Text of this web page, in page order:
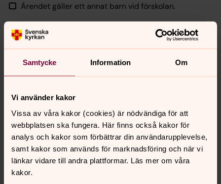
Samtycke Information Om
Vi använder kakor
Vissa av våra kakor (cookies) är nödvändiga för att
webbplatsen ska fungera. Här finns också kakor för
analys och kakor som förbättrar din användarupplevelse,
samt kakor som används för marknadsföring och när vi
länkar vidare till andra plattformar. Läs mer om våra
kakor.
Ärendet gäller ett annat barn vid förskolan.
Ärendet gäller personal vid förskolan.
Ärendet gäller förskolans ute- eller inomhusmiljö.
Ärendet är av pedagogisk art.